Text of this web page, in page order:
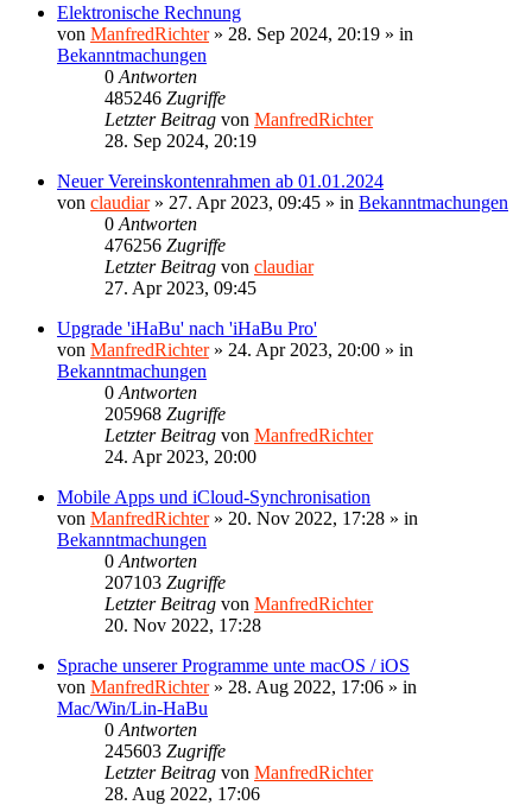
Elektronische Rechnung
von ManfredRichter» 28. Sep 2024, 20:19 » in
Bekanntmachungen
0 Antworten
485246 Zugriffe
Letzter Beitrag von ManfredRichter
28. Sep 2024, 20:19
Neuer Vereinskontenrahmen ab 01.01.2024
von claudiar» 27. Apr 2023, 09:45 » in Bekanntmachungen
0 Antworten
476256 Zugriffe
Letzter Beitrag von claudiar
27. Apr 2023, 09:45
Upgrade 'iHaBu' nach 'iHaBu Pro'
von ManfredRichter» 24. Apr 2023, 20:00 » in
Bekanntmachungen
0 Antworten
205968 Zugriffe
Letzter Beitrag von ManfredRichter
24. Apr 2023, 20:00
Mobile Apps und iCloud-Synchronisation
von ManfredRichter» 20. Nov 2022, 17:28 » in
Bekanntmachungen
0 Antworten
207103 Zugriffe
Letzter Beitrag von ManfredRichter
20. Nov 2022, 17:28
Sprache unserer Programme unte macOS / iOS
von ManfredRichter» 28. Aug 2022, 17:06 » in
Mac/Win/Lin-HaBu
0 Antworten
245603 Zugriffe
Letzter Beitrag von ManfredRichter
28. Aug 2022, 17:06